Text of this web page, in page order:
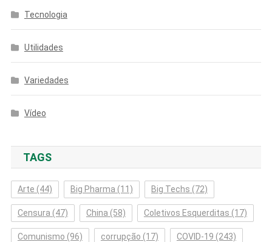
Tecnologia
Utilidades
Variedades
Vídeo
TAGS
Arte (44) Big Pharma (11) Big Techs (72)
Censura (47) China (58) Coletivos Esquerditas (17)
Comunismo (96) corrupção (17) COVID-19 (243)